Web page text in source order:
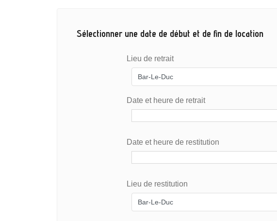
Sélectionner une date de début et de fin de location
Lieu de retrait
Date et heure de retrait
Date et heure de restitution
Lieu de restitution